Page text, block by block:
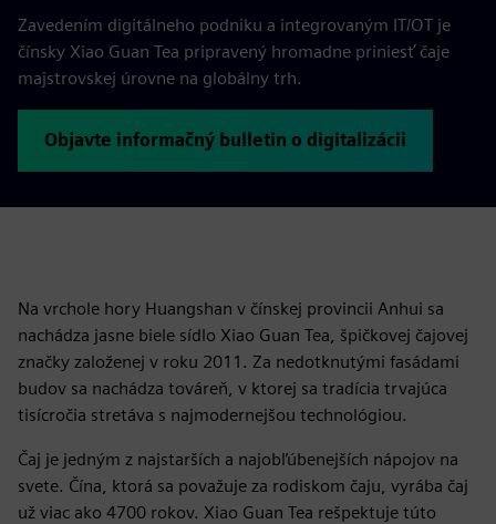
Zavedením digitálneho podniku a integrovaným IT/OT je
čínsky Xiao Guan Tea pripravený hromadne priniesť čaje
majstrovskej úrovne na globálny trh.
Objavte informačný bulletin o digitalizácii
Na vrchole hory Huangshan v čínskej provincii Anhui sa
nachádza jasne biele sídlo Xiao Guan Tea, špičkovej čajovej
značky založenej v roku 2011. Za nedotknutými fasádami
budov sa nachádza továreň, v ktorej sa tradícia trvajúca
tisícročia stretáva s najmodernejšou technológiou.
Čaj je jedným z najstarších a najobľúbenejších nápojov na
svete. Čína, ktorá sa považuje za rodiskom čaju, vyrába čaj
už viac ako 4700 rokov. Xiao Guan Tea rešpektuje túto